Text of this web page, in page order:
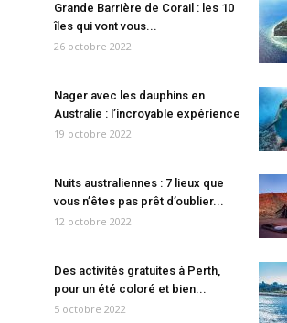
Grande Barrière de Corail : les 10
îles qui vont vous...
26 octobre 2022
Nager avec les dauphins en
Australie : l’incroyable expérience
19 octobre 2022
Nuits australiennes : 7 lieux que
vous n’êtes pas prêt d’oublier...
12 octobre 2022
Des activités gratuites à Perth,
pour un été coloré et bien...
5 octobre 2022